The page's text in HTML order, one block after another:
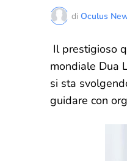
di Oculus
Il prestigioso
mondiale Dua
si sta
guidare con